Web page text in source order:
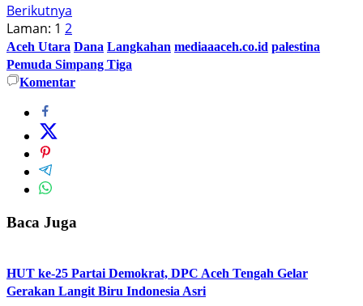
Berikutnya
Laman: 1 2
Aceh Utara Dana Langkahan mediaaaceh.co.id palestina
Pemuda Simpang Tiga
Komentar
Baca Juga
HUT ke-25 Partai Demokrat, DPC Aceh Tengah Gelar
Gerakan Langit Biru Indonesia Asri